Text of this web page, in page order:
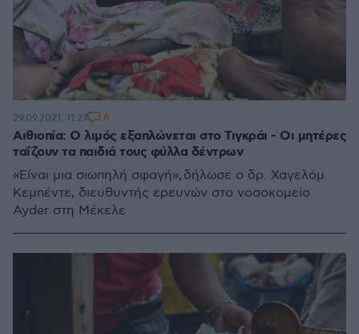
Αιθιοπία: Ο λιμός εξαπλώνεται στο Τιγκράι - Οι μητέρες
ταΐζουν τα παιδιά τους φύλλα δέντρων
«Είναι μια σιωπηλή σφαγή», δήλωσε ο δρ. Χαγελόμ
Κεμπέντε, διευθυντής ερευνών στο νοσοκομείο
Ayder στη Μέκελε
29.09.2021, 11:27 6